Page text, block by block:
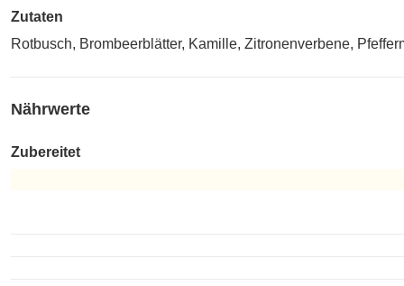
Zutaten
Rotbusch, Brombeerblätter, Kamille, Zitronenverbene,
Nährwerte
Zubereitet